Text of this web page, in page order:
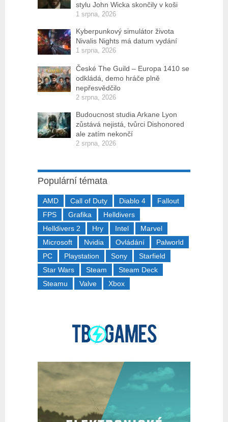
stylu John Wicka skončily v koši
1 srpna, 2026
Kyberpunkový simulátor života
Nivalis Nights má datum vydání
1 srpna, 2026
České The Guild – Europa 1410 se
odkládá, demo hráče plně
nepřesvědčilo
2 srpna, 2026
Budoucnost studia Arkane Lyon
zůstává nejistá, tvůrci Dishonored
ale zatím nekončí
2 srpna, 2026
Populární témata
AMD Call of Duty Diablo 4
Fallout
FPS
Grafika
Helldivers
Helldivers 2
Hry Intel
Marvel
Microsoft
Nvidia Ovládání
Palworld
PC
Playstation Sony
Starfield
Star Wars
Steam
Steam Deck
Steamu
Valve Xbox